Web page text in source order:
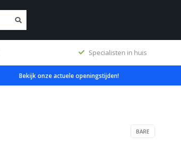
Specialisten in huis
Bekijk onze actuele openingstijden!
BARE